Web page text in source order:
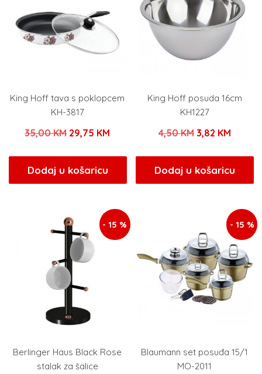
King Hoff tava s poklopcem
KH-3817
35,00KM Izvorna
bila
je:
29,75 KM
29,75 KM.
Dodaj u košaricu
King Hoff posuda 16cm
KH1227
4,50KM Izvorna
bila
je:
3,82 KM
je:
3,82
Dodaj u košaricu
- 15 %
Berlinger Haus Black Rose
stalak za šalice
- 15 %
Blaumann set posuđa 15/1
MO-2011